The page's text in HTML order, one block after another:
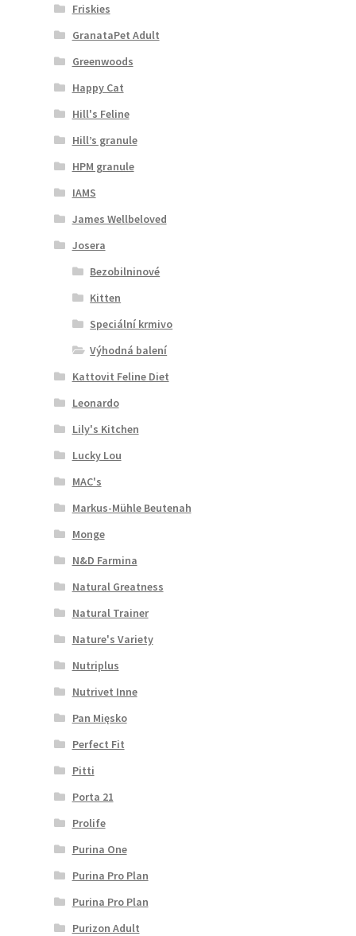
Friskies
GranataPet Adult
Greenwoods
Happy Cat
Hill's Feline
Hill’s granule
HPM granule
IAMS
James Wellbeloved
Josera
Bezobilninové
Kitten
Speciální krmivo
Výhodná balení
Kattovit Feline Diet
Leonardo
Lily's Kitchen
Lucky Lou
MAC's
Markus-Mühle Beutenah
Monge
N&D Farmina
Natural Greatness
Natural Trainer
Nature's Variety
Nutriplus
Nutrivet Inne
Pan Mięsko
Perfect Fit
Pitti
Porta 21
Prolife
Purina One
Purina Pro Plan
Purina Pro Plan
Purizon Adult